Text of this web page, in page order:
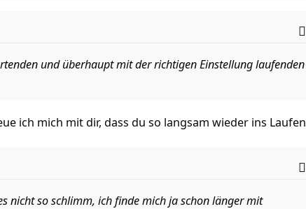
und überhaupt mit der richtigen Einstellung laufenden
ich mich mit dir, dass du so langsam wieder ins Laufen
nicht so schlimm, ich finde mich ja schon länger mit